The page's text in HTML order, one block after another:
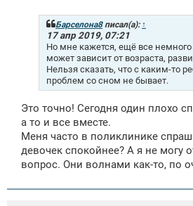
Барселона8писал(а): ↑
17 апр 2019, 07:21
Но мне кажется, ещё все
может зависит от возраста,
Нельзя сказать, что с каким-то
проблем со сном не бывает.
Это точно! Сегодня один плохо
а то и все вместе.
Меня часто в поликлинике
девочек спокойнее? А я не могу
вопрос. Они волнами как-то, по